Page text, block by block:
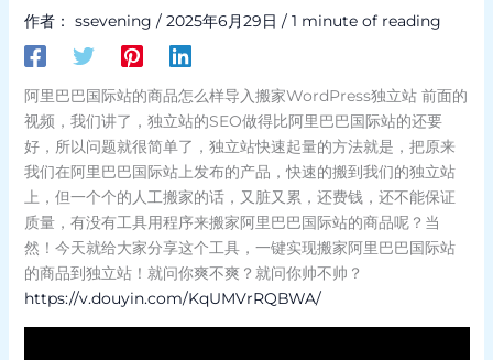
作者： ssevening / 2025年6月29日 / 1 minute of reading
阿里巴巴国际站的商品怎么样导入搬家WordPress独立站 前面的
视频，我们讲了，独立站的SEO做得比阿里巴巴国际站的还要
好，所以问题就很简单了，独立站快速起量的方法就是，把原来
我们在阿里巴巴国际站上发布的产品，快速的搬到我们的独立站
上，但一个个的人工搬家的话，又脏又累，还费钱，还不能保证
质量，有没有工具用程序来搬家阿里巴巴国际站的商品呢？当
然！今天就给大家分享这个工具，一键实现搬家阿里巴巴国际站
的商品到独立站！就问你爽不爽？就问你帅不帅？
https://v.douyin.com/KqUMVrRQBWA/